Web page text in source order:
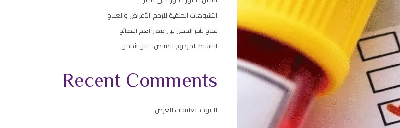
التشوهات الخلقية للرحم: الأعراض والعلاج
علاج تأخر الحمل في مصر: أهم النصائح
التنشيط المزدوج للمبيض: دليل شامل
Recent Comments
لا توجد تعليقات للعرض.